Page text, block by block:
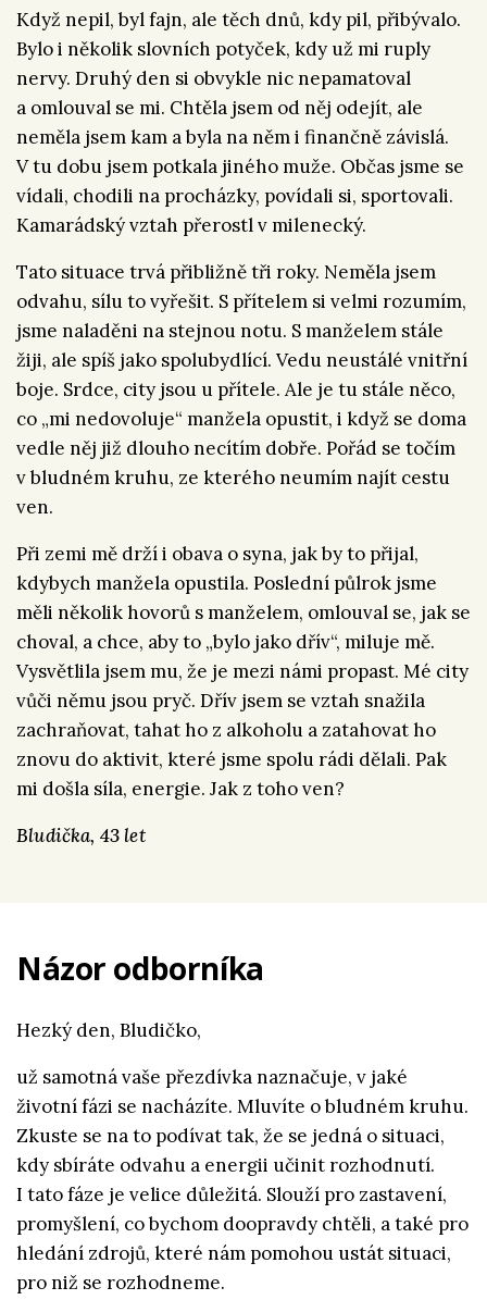
Když nepil, byl fajn, ale těch dnů, kdy pil, přibývalo.
Bylo i několik slovních potyček, kdy už mi ruply
nervy. Druhý den si obvykle nic nepamatoval
a omlouval se mi. Chtěla jsem od něj odejít, ale
neměla jsem kam a byla na něm i finančně závislá.
V tu dobu jsem potkala jiného muže. Občas jsme se
vídali, chodili na procházky, povídali si, sportovali.
Kamarádský vztah přerostl v milenecký.
Tato situace trvá přibližně tři roky. Neměla jsem
odvahu, sílu to vyřešit. S přítelem si velmi rozumím,
jsme naladěni na stejnou notu. S manželem stále
žiji, ale spíš jako spolubydlící. Vedu neustálé vnitřní
boje. Srdce, city jsou u přítele. Ale je tu stále něco,
co „mi nedovoluje“ manžela opustit, i když se doma
vedle něj již dlouho necítím dobře. Pořád se točím
v bludném kruhu, ze kterého neumím najít cestu
ven.
Při zemi mě drží i obava o syna, jak by to přijal,
kdybych manžela opustila. Poslední půlrok jsme
měli několik hovorů s manželem, omlouval se, jak se
choval, a chce, aby to „bylo jako dřív“, miluje mě.
Vysvětlila jsem mu, že je mezi námi propast. Mé city
vůči němu jsou pryč. Dřív jsem se vztah snažila
zachraňovat, tahat ho z alkoholu a zatahovat ho
znovu do aktivit, které jsme spolu rádi dělali. Pak
mi došla síla, energie. Jak z toho ven?
Bludička, 43 let
Názor odborníka
Hezký den, Bludičko,
už samotná vaše přezdívka naznačuje, v jaké
životní fázi se nacházíte. Mluvíte o bludném kruhu.
Zkuste se na to podívat tak, že se jedná o situaci,
kdy sbíráte odvahu a energii učinit rozhodnutí.
I tato fáze je velice důležitá. Slouží pro zastavení,
promyšlení, co bychom doopravdy chtěli, a také pro
hledání zdrojů, které nám pomohou ustát situaci,
pro niž se rozhodneme.